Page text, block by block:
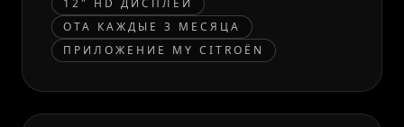
12" HD ДИСПЛЕЙ
OTA КАЖДЫЕ 3 МЕСЯЦА
ПРИЛОЖЕНИЕ MY CITROËN